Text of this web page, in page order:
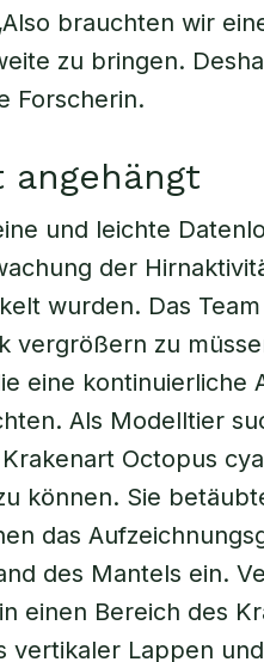
brauchten wir
zu bringen.
Forscherin.
und leichte
der
wurden. Das
vergrößern zu
eine kontinuierliche
Als Modelltier
Octopus
können. Sie
das
des Mantels ein.
einen Bereich des
vertikaler Lappen